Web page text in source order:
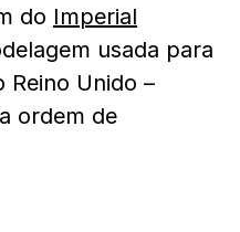
do Imperial
usada para
Unido –
ordem de